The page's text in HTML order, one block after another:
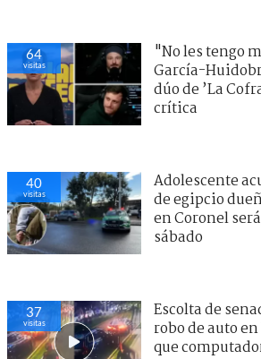
64
visitas
"No les tengo
García-
dúo de ’La
crítica
40
visitas
Adolescente
de egipcio
en Coronel
sábado
37
visitas
Escolta de
robo de auto
que